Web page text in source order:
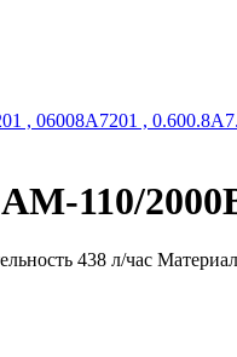
, 06008A7201 ,
110/
438 л/час